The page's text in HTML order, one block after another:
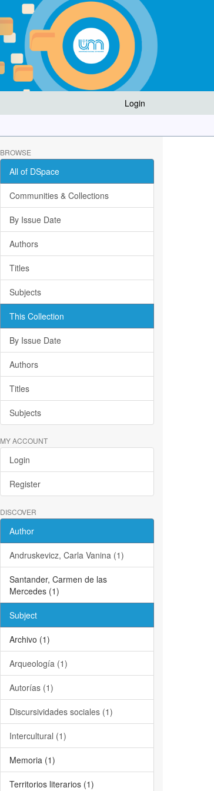
Login
BROWSE
All of DSpace
Communities & Collections
By Issue Date
Authors
Titles
Subjects
This Collection
By Issue Date
Authors
Titles
Subjects
MY ACCOUNT
Login
Register
DISCOVER
Author
Andruskevicz, Carla Vanina (1)
Santander, Carmen de las
Mercedes (1)
Subject
Archivo (1)
Arqueología (1)
Autorías (1)
Discursividades sociales (1)
Intercultural (1)
Memoria (1)
Territorios literarios (1)